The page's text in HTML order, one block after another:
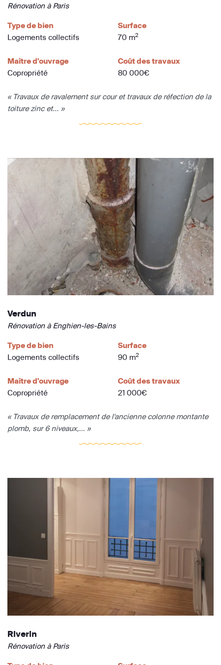
Rénovation à Paris
Type de bien
Logements collectifs
Surface
70 m2
Maître d'ouvrage
Copropriété
Coût des travaux
80 000€
« Travaux de ravalement sur cour et travaux de réfection de la
toiture zinc et... »
Verdun
Rénovation à Enghien-les-Bains
Type de bien
Logements collectifs
Surface
90 m2
Maître d'ouvrage
Copropriété
Coût des travaux
21 000€
« Travaux de remplacement de l'ancienne colonne montante
plomb, sur 6 niveaux,... »
Riverin
Rénovation à Paris